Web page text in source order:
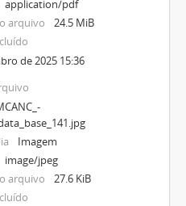
application/pdf
arquivo
24.5 MiB
de 2025 15:36
Imagem
image/jpeg
arquivo
27.6 KiB